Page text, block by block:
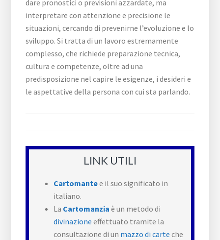
dare pronostici o previsioni azzardate, ma
interpretare con attenzione e precisione le
situazioni, cercando di prevenirne l’evoluzione e lo
sviluppo. Si tratta di un lavoro estremamente
complesso, che richiede preparazione tecnica,
cultura e competenze, oltre ad una
predisposizione nel capire le esigenze, i desideri e
le aspettative della persona con cui sta parlando.
LINK UTILI
Cartomantee il suo significato in
italiano.
La Cartomanzia è un metodo di
divinazione effettuato tramite la
consultazione di un mazzo di carte che